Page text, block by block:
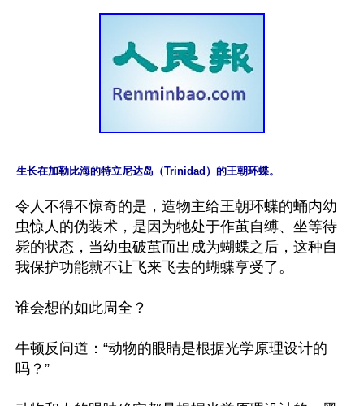
生长在加勒比海的特立尼达岛（Trinidad）的王朝环蝶。
令人不得不惊奇的是，造物主给王朝环蝶的蛹内幼
虫惊人的伪装术，是因为牠处于作茧自缚、坐等待
毙的状态，当幼虫破茧而出成为蝴蝶之后，这种自
我保护功能就不让飞来飞去的蝴蝶享受了。
谁会想的如此周全？
牛顿反问道：“动物的眼睛是根据光学原理设计的
吗？”